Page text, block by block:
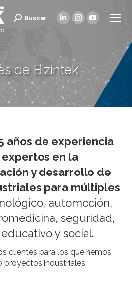
Buscar:
Buscar
Linkedin
new
window
Instagram
in
new
window
YouTube
new
window
de Bizintek
años de experiencia
expertos en la
y desarrollo de
para múltiples
automoción,
seguridad,
y social.
clientes para los que hemos
proyectos industriales: